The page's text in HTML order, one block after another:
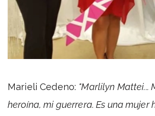
Marieli Cedeno: "Marlilyn Mattei...
heroína, mi guerrera. Es una mujer